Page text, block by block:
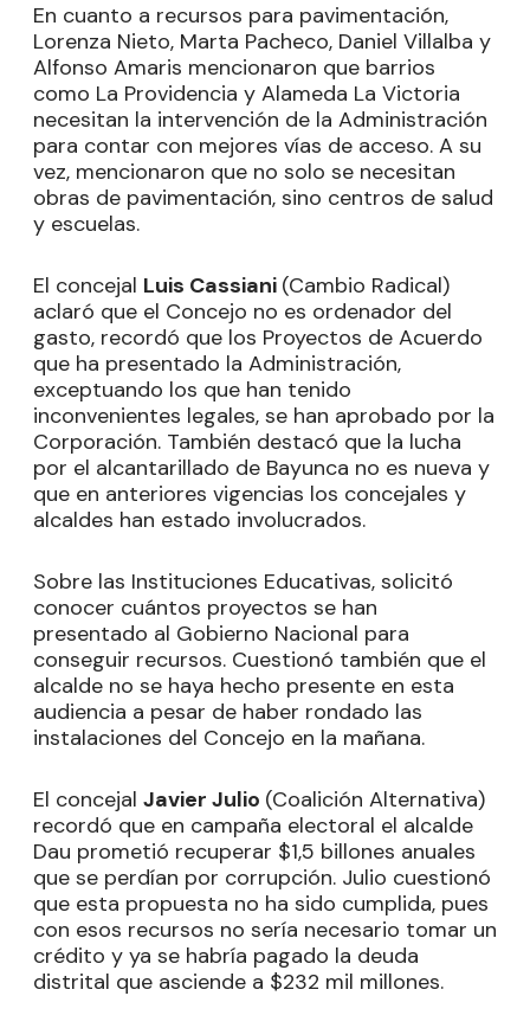
En cuanto a recursos para pavimentación,
Lorenza Nieto, Marta Pacheco, Daniel Villalba y
Alfonso Amaris mencionaron que barrios
como La Providencia y Alameda La Victoria
necesitan la intervención de la Administración
para contar con mejores vías de acceso. A su
vez, mencionaron que no solo se necesitan
obras de pavimentación, sino centros de salud
y escuelas.
El concejal Luis Cassiani (Cambio Radical)
aclaró que el Concejo no es ordenador del
gasto, recordó que los Proyectos de Acuerdo
que ha presentado la Administración,
exceptuando los que han tenido
inconvenientes legales, se han aprobado por la
Corporación. También destacó que la lucha
por el alcantarillado de Bayunca no es nueva y
que en anteriores vigencias los concejales y
alcaldes han estado involucrados.
Sobre las Instituciones Educativas, solicitó
conocer cuántos proyectos se han
presentado al Gobierno Nacional para
conseguir recursos. Cuestionó también que el
alcalde no se haya hecho presente en esta
audiencia a pesar de haber rondado las
instalaciones del Concejo en la mañana.
El concejal Javier Julio (Coalición Alternativa)
recordó que en campaña electoral el alcalde
Dau prometió recuperar $1,5 billones anuales
que se perdían por corrupción. Julio cuestionó
que esta propuesta no ha sido cumplida, pues
con esos recursos no sería necesario tomar un
crédito y ya se habría pagado la deuda
distrital que asciende a $232 mil millones.